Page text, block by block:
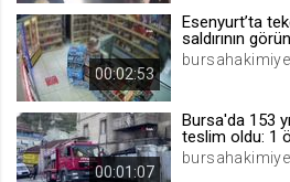
Site
1 yıl
.web.tv
00:02:53
Esenyurt’ta
saldırının
00:01:07
Bursa'da 153
teslim oldu: 1